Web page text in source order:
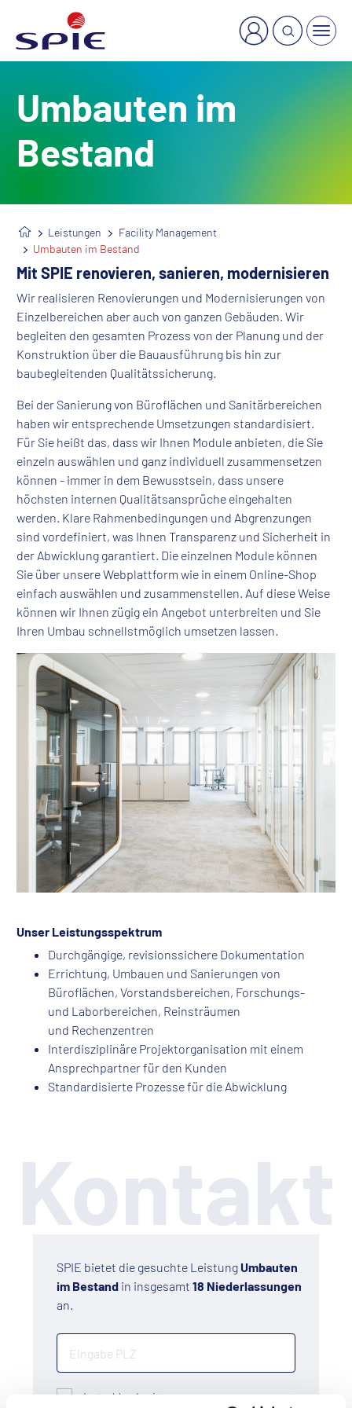
Umbauten im
Bestand
Leistungen
Facility Management
Umbauten im Bestand
Mit SPIE renovieren, sanieren, modernisieren
Wir realisieren Renovierungen und Modernisierungen von
Einzelbereichen aber auch von ganzen Gebäuden. Wir
begleiten den gesamten Prozess von der Planung und der
Konstruktion über die Bauausführung bis hin zur
baubegleitenden Qualitätssicherung.
Bei der Sanierung von Büroflächen und Sanitärbereichen
haben wir entsprechende Umsetzungen standardisiert.
Für Sie heißt das, dass wir Ihnen Module anbieten, die Sie
einzeln auswählen und ganz individuell zusammensetzen
können - immer in dem Bewusstsein, dass unsere
höchsten internen Qualitätsansprüche eingehalten
werden. Klare Rahmenbedingungen und Abgrenzungen
sind vordefiniert, was Ihnen Transparenz und Sicherheit in
der Abwicklung garantiert. Die einzelnen Module können
Sie über unsere Webplattform wie in einem Online-Shop
einfach auswählen und zusammenstellen. Auf diese Weise
können wir Ihnen zügig ein Angebot unterbreiten und Sie
Ihren Umbau schnellstmöglich umsetzen lassen.
Unser Leistungsspektrum
Durchgängige, revisionssichere Dokumentation
Errichtung, Umbauen und Sanierungen von
Büroflächen, Vorstandsbereichen, Forschungs-
und Laborbereichen, Reinsträumen
und Rechenzentren
Interdisziplinäre Projektorganisation mit einem
Ansprechpartner für den Kunden
Standardisierte Prozesse für die Abwicklung
Kontakt
SPIE bietet die gesuchte LeistungUmbauten
im Bestand in insgesamt 18 Niederlassungen
an.
deutschlandweit